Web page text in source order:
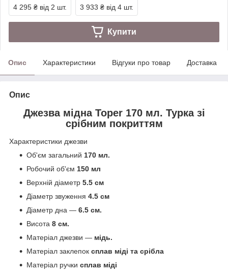
4 295 ₴ від 2 шт. 3 933 ₴ від 4 шт.
Купити
Опис Характеристики Відгуки про товар Доставка
Опис
Джезва мідна Toper 170 мл. Турка зі
срібним покриттям
Характеристики джезви
Об'єм загальний 170 мл.
Робочий об'єм 150 мл
Верхній діаметр 5.5 см
Діаметр звуження 4.5 см
Діаметр дна — 6.5 см.
Висота 8 см.
Матеріал джезви — мідь.
Матеріал заклепок сплав міді та срібла
Матеріал ручки сплав міді